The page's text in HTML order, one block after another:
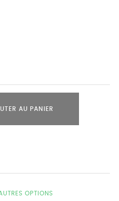
AU PANIER
OPTIONS